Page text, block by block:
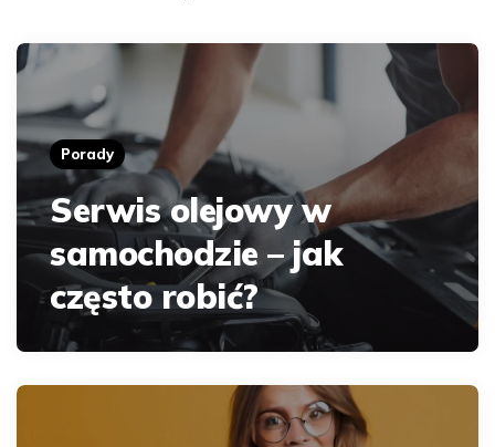
Porady
Serwis olejowy w
samochodzie – jak
często robić?